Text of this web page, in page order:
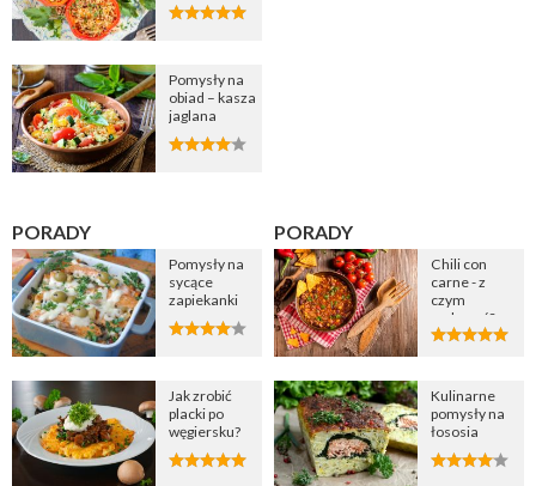
Pomysły na
obiad – kasza
jaglana
PORADY
Pomysły na
sycące
zapiekanki
Jak zrobić
placki po
węgiersku?
PORADY
Chili con
carne - z
czym
podawać?
Kulinarne
pomysły na
łososia